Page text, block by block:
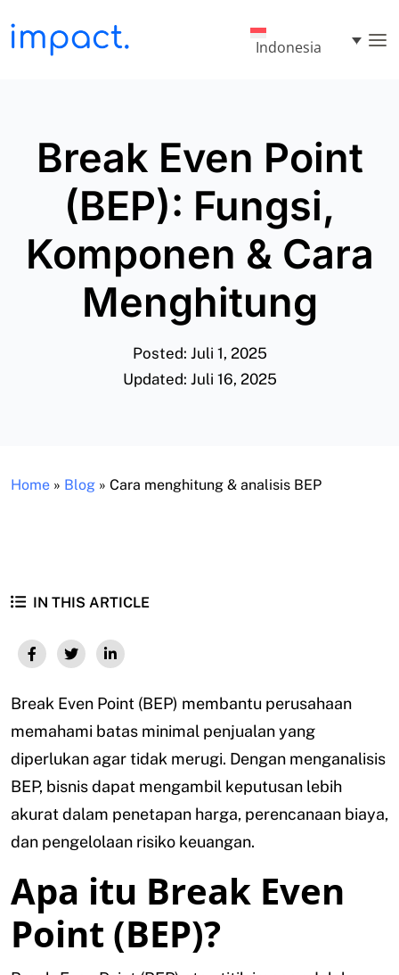
Indonesia
Break Even Point
(BEP): Fungsi,
Komponen & Cara
Menghitung
Posted: Juli 1, 2025
Updated: Juli 16, 2025
Home » Blog » Cara menghitung & analisis BEP
IN THIS ARTICLE
Break Even Point (BEP) membantu perusahaan
memahami batas minimal penjualan yang
diperlukan agar tidak merugi. Dengan menganalisis
BEP, bisnis dapat mengambil keputusan lebih
akurat dalam penetapan harga, perencanaan biaya,
dan pengelolaan risiko keuangan.
Apa itu Break Even
Point (BEP)?